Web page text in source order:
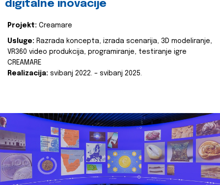
digitalne inovacije
Projekt: Creamare
Usluge: Razrada koncepta, izrada scenarija, 3D modeliranje,
VR360 video produkcija, programiranje, testiranje igre
CREAMARE
Realizacija: svibanj 2022. – svibanj 2025.